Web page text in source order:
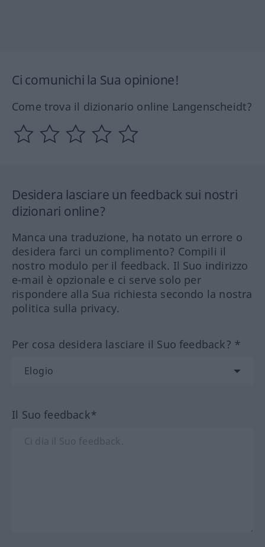
Ci comunichi la Sua opinione!
Come trova il dizionario online Langenscheidt?
Desidera lasciare un feedback sui nostri
dizionari online?
Manca una traduzione, ha notato un errore o
desidera farci un complimento? Compili il
nostro modulo per il feedback. Il Suo indirizzo
e-mail è opzionale e ci serve solo per
rispondere alla Sua richiesta secondo la nostra
politica sulla privacy.
Per cosa desidera lasciare il Suo feedback? *
Il Suo feedback*